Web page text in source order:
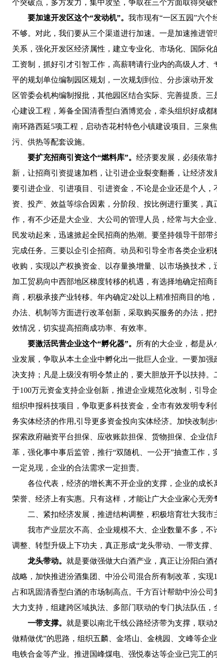
个突破点，多方发力，集中攻坚，争取在三个方面取得突破
要加速开发区这个“发动机”。 我市现有“一区五园”六个
不够。对此，我们要从三个渠道进行加速。一是加速推进
关系，强化开发区经济属性，建立专业化、市场化、国际
工资制，抓好引才引智工作，高薪聘请行业内的高级人才
平的规划单位编制园区规划，一次规划到位、分步滚动开
区管委会机构编制报批，其他园区结合实际、完善提质。
心建设工程，筹备全国清香型白酒博览会，牵头组织好成
南环路西延5项工程，启动杏花村特色小镇建设项目。三泉
污、供热等配套设施。
要扩充招商引资这个“燃料库”。 经济要发展，必须依靠
新，让招商引资提速加档，让引进企业裂变翻番，让经济
要引进企业、引进项目、引进资金，不论是企业还是个人
资、投产、效益等综合因素，分阶段、按比例进行重奖，
作，有不少还是大企业、大公司的管理人员，经常与大企
民发动起来，迅速掀起全民招商的热潮。要坚持领导干部
完成任务。三要以企引企招商。动员和引导全市各类企业
收购，实现以产权换资金、以存量换增量、以市场换技术
加工贸易向中西部地区梯度转移的机遇，有选择地确定招
商，积极承接产业转移。年内确定2处以上精准招商目的地
办法、机制等方面进行改革创新，采取购买服务的办法，
效情况，切实提高招商成功率、有效率。
要激活民营企业这个“孵化器”。
所有的大企业，都是
业发展，争取从本土企业中孵化出一批巨人企业。一要加
决支持；凡是上级没有明令禁止的，要大胆放开予以扶持
于100万元资金支持企业创新，推进企业规范化改制，引导
组织申报科技项目，争取更多科技资金，全市有效发明专
务实体经济的作用,引导更多资金投向实体经济。加快改制
探索政府融资平台担保、应收账款担保、货物担保、企业
革，强化事中事后监管，推行“双随机、一公开”抽查工作
一定兑现，企业的合法需求一定担责。
各位代表，经济的增长离不开企业的支撑，企业的成长
荣誉、经济上有实惠。只有这样，才能让广大企业家心无
二、紧扣经济发展，推进结构调整，积极培育壮大我市
我市产业层次不高、企业规模不大、企业数量不多，不
调整、转型升级上下功夫，真正形成“龙头带动、一带支撑
龙头带动。 就是要做强做大白酒产业，真正让汾阳白
战略，加快推进汾酒集团、中汾公司混合所有制改革，实
占和巩固清香型白酒的市场制高点。千方百计帮助中汾公
大力支持，组建跨区域执法、多部门联动的专门执法队伍
一带支撑。 就是要以南北干线公路经济带为支撑，联
做精做优”的思路，组织五麟、金塔山、金桃园、文峰等企
电铁合金等产业。推进国峰煤电、强悦泰达等企业已完工